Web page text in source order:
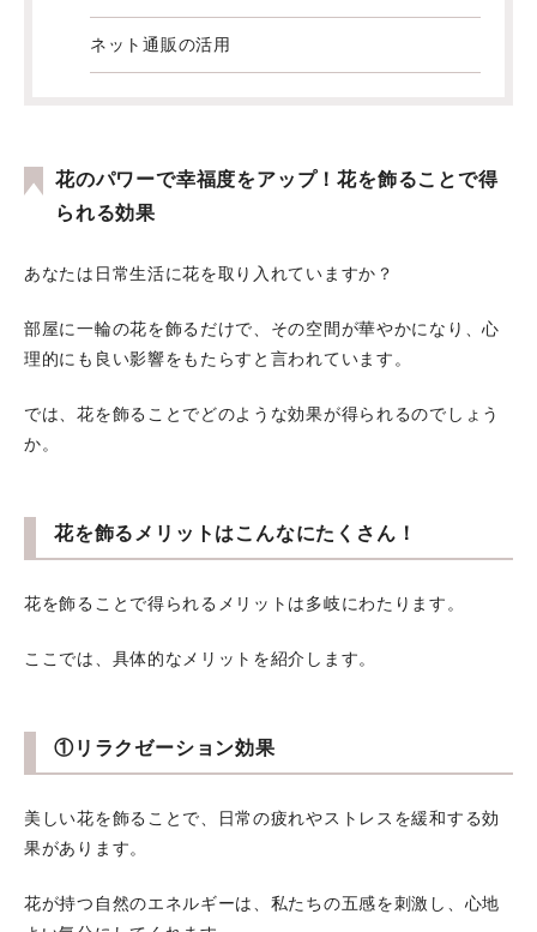
ネット通販の活用
花のパワーで幸福度をアップ！花を飾ることで得
られる効果
あなたは日常生活に花を取り入れていますか？
部屋に一輪の花を飾るだけで、その空間が華やかになり、心
理的にも良い影響をもたらすと言われています。
では、花を飾ることでどのような効果が得られるのでしょう
か。
花を飾るメリットはこんなにたくさん！
花を飾ることで得られるメリットは多岐にわたります。
ここでは、具体的なメリットを紹介します。
①リラクゼーション効果
美しい花を飾ることで、日常の疲れやストレスを緩和する効
果があります。
花が持つ自然のエネルギーは、私たちの五感を刺激し、心地